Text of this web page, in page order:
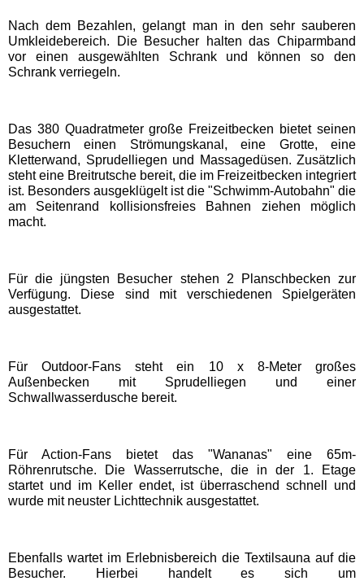
Schwaben Park
Steinwasen Park
Traumland auf der
Bärenhöhle
Bayern Freizeitparks
Allgäu Skyline Park
Bayern-Park
EDELWIES
LEGOLAND Deutschland
Rodelbahn St. Englmar
Hessen Freizeitparks
Nach dem Bezahlen, gelangt man in den sehr sauberen
Umkleidebereich. Die Besucher halten das Chiparmband
vor einen ausgewählten Schrank und können so den
Schrank verriegeln.
Das 380 Quadratmeter große Freizeitbecken bietet seinen
Besuchern einen Strömungskanal, eine Grotte, eine
Kletterwand, Sprudelliegen und Massagedüsen. Zusätzlich
steht eine Breitrutsche bereit, die im Freizeitbecken integriert
ist. Besonders ausgeklügelt ist die "Schwimm-Autobahn" die
am Seitenrand kollisionsfreies Bahnen ziehen möglich
macht.
Für die jüngsten Besucher stehen 2 Planschbecken zur
Verfügung. Diese sind mit verschiedenen Spielgeräten
ausgestattet.
Für Outdoor-Fans steht ein 10 x 8-Meter großes
Außenbecken mit Sprudelliegen und einer
Schwallwasserdusche bereit.
Für Action-Fans bietet das "Wananas" eine 65m-
Röhrenrutsche. Die Wasserrutsche, die in der 1. Etage
startet und im Keller endet, ist überraschend schnell und
wurde mit neuster Lichttechnik ausgestattet.
Ebenfalls wartet im Erlebnisbereich die Textilsauna auf die
Besucher. Hierbei handelt es sich um